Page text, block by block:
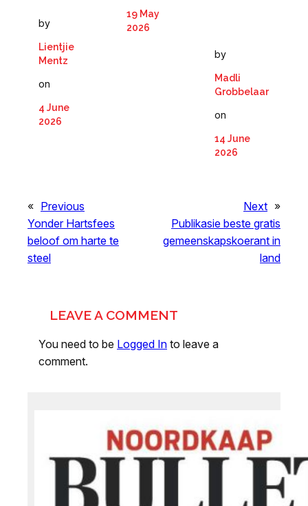
by
Lientjie
Mentz
on
4 June
2026
19 May
2026
by
Madli
Grobbelaar
on
14 June
2026
« Previous
Yonder Hartsfees
beloof om harte te
steel
Next »
Publikasie beste gratis
gemeenskapskoerant in
land
LEAVE A COMMENT
You need to be Logged In to leave a
comment.